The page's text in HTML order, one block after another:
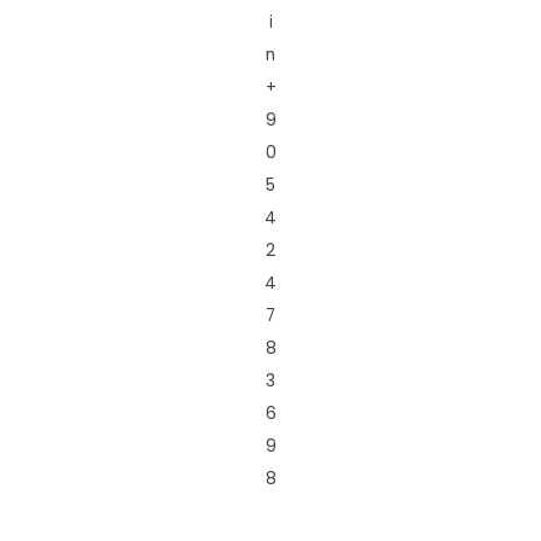
i
n
+
9
0
5
4
2
4
7
8
3
6
9
8